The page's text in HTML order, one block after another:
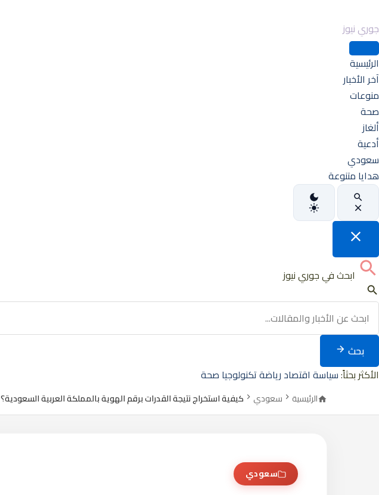
جوري نيوز
الرئيسية
آخر الأخبار
منوعات
صحة
ألغاز
أدعية
سعودي
هدايا متنوعة
ابحث في جوري نيوز
بحث
الأكثر بحثاً:سياسة اقتصاد رياضةتكنولوجيا صحة
الرئيسية سعودي كيفية استخراج نتيجة القدرات برقم الهوية بالمملكة العربية السعودية؟
سعودي